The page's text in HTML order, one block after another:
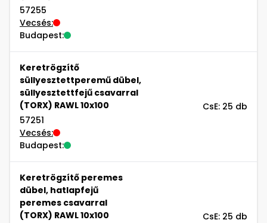
57255
Vecsés:
Budapest:
Keretrögzítő
süllyesztettperemű dübel,
süllyesztettfejű csavarral
(TORX) RAWL 10x100
57251
Vecsés:
Budapest:
CsE: 25 db
Keretrögzítő peremes
dübel, hatlapfejű
peremes csavarral
(TORX) RAWL 10x100
CsE: 25 db